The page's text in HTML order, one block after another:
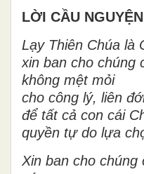
LỜI CẦU NGUYỆN
Lạy Thiên Chúa là
xin ban cho chúng
không mệt mỏi
cho công lý, liên
để tất cả con cái
quyền tự do lựa
Xin ban cho